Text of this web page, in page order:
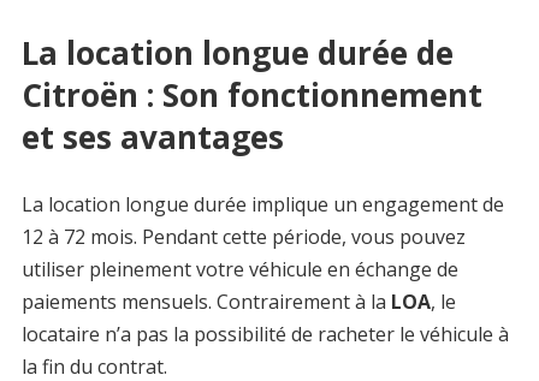
La location longue durée de
Citroën : Son fonctionnement
et ses avantages
La location longue durée implique un engagement de
12 à 72 mois. Pendant cette période, vous pouvez
utiliser pleinement votre véhicule en échange de
paiements mensuels. Contrairement à la LOA, le
locataire n’a pas la possibilité de racheter le véhicule à
la fin du contrat.